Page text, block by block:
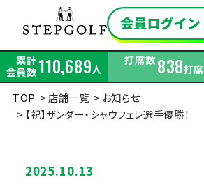
累計
会員数110,689人
打席数838打席
TOP
店舗一覧
お知らせ
【祝】ザンダー・シャウフェレ選手優勝！
2025.10.13